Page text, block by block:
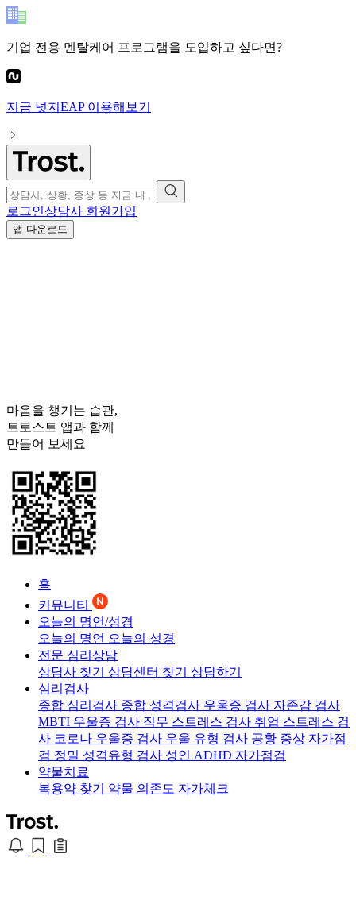
기업 전용 멘탈케어 프로그램을 도입하고 싶다면?
지금 넛지EAP이용해보기
로그인상담사 회원가입
앱 다운로드
마음을 챙기는 습관,
트로스트 앱과 함께
만들어 보세요
홈
커뮤니티
오늘의 명언/성경
오늘의 명언 오늘의 성경
전문 심리상담
상담사 찾기 상담센터 찾기 상담하기
심리검사
종합 심리검사 종합 성격검사 우울증 검사 자존감 검사
MBTI 우울증 검사 직무 스트레스 검사 취업 스트레스 검
사 코로나 우울증 검사 우울 유형 검사 공황 증상 자가점
검 정밀 성격유형 검사 성인 ADHD 자가점검
약물치료
복용약 찾기 약물 의존도 자가체크